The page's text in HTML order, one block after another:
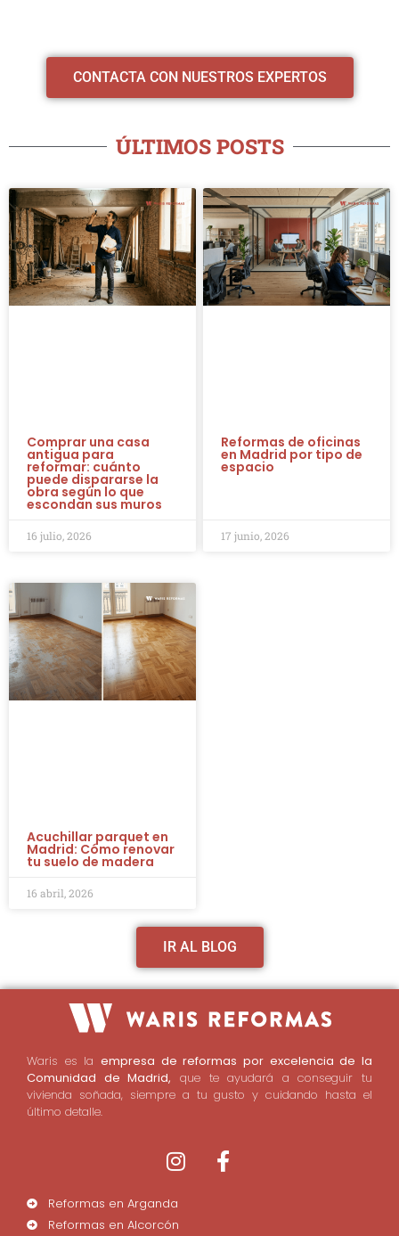
CONTACTA CON NUESTROS EXPERTOS
ÚLTIMOS POSTS
Comprar una casa
antigua para
reformar: cuánto
puede dispararse la
obra según lo que
escondan sus muros
16 julio, 2026
Reformas de oficinas
en Madrid por tipo de
espacio
17 junio, 2026
Acuchillar parquet en
Madrid: Cómo renovar
tu suelo de madera
16 abril, 2026
IR AL BLOG
Waris es la empresa de reformas por excelencia de la
Comunidad de Madrid, que te ayudará a conseguir tu
vivienda soñada, siempre a tu gusto y cuidando hasta el
último detalle.
Reformas en Arganda
Reformas en Alcorcón